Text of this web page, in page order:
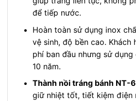
để tiếp nước.
Hoàn toàn sử dụng inox
vệ sinh, độ bền cao. Khách
phí ban đầu nhưng sử
10 năm.
Thành nồi tráng bánh NT-
giữ nhiệt tốt, tiết kiệm điện